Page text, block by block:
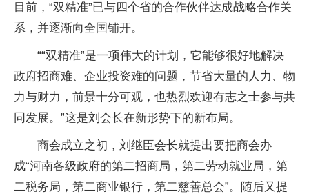
目前，“双精准”已与四个省的合作伙伴达成战略合作关
系，并逐渐向全国铺开。
““双精准”是一项伟大的计划，它能够很好地解决
政府招商难、企业投资难的问题，节省大量的人力、物
力与财力，前景十分可观，也热烈欢迎有志之士参与共
同发展。”这是刘会长在新形势下的新布局。
商会成立之初，刘继臣会长就提出要把商会办
成“河南各级政府的第二招商局，第二劳动就业局，第
二税务局，第二商业银行，第二慈善总会”。随后又提